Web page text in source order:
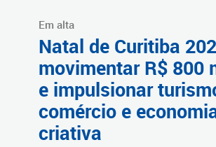
Em alta
Natal de Curitiba
movimentar R$ 800
e impulsionar
comércio e
criativa